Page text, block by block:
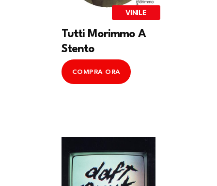
VINILE
Tutti Morimmo A
Stento
COMPRA ORA